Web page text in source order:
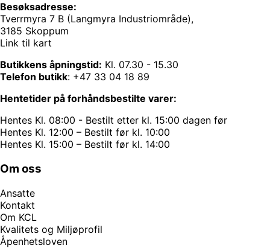
Besøksadresse:
Tverrmyra 7 B (Langmyra Industriområde),
3185 Skoppum
Link til kart
Butikkens åpningstid: Kl. 07.30 - 15.30
Telefon butikk: +47 33 04 18 89
Hentetider på forhåndsbestilte varer:
Hentes Kl. 08:00 - Bestilt etter kl. 15:00 dagen før
Hentes Kl. 12:00 – Bestilt før kl. 10:00
Hentes Kl. 15:00 – Bestilt før kl. 14:00
Om oss
Ansatte
Kontakt
Om KCL
Kvalitets og Miljøprofil
Åpenhetsloven